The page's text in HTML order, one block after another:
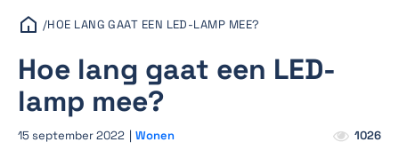
/HOE LANG GAAT EEN LED-LAMP MEE?
Hoe lang gaat een LED-
lamp mee?
15 september 2022 | Wonen 1026